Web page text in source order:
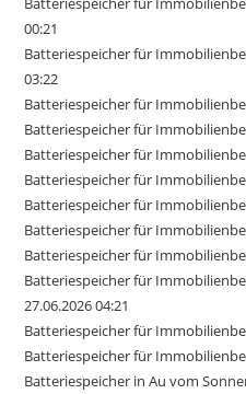
00:21
Batteriespeicher für
03:22
Batteriespeicher für
Batteriespeicher für
Batteriespeicher für
Batteriespeicher für
Batteriespeicher für
Batteriespeicher für
Batteriespeicher für
Batteriespeicher für
27.06.2026 04:21
Batteriespeicher für
Batteriespeicher für
Batteriespeicher in Au vom